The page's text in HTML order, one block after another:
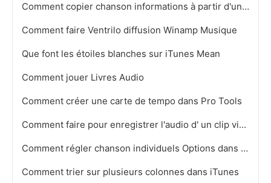
Comment copier chanson informations à partir d'une liste de lecture dans iTunes dans un document Mi…
Comment faire Ventrilo diffusion Winamp Musique
Que font les étoiles blanches sur iTunes Mean
Comment jouer Livres Audio
Comment créer une carte de tempo dans Pro Tools
Comment faire pour enregistrer l'audio d' un clip vidéo
Comment régler chanson individuels Options dans iTunes
Comment trier sur plusieurs colonnes dans iTunes